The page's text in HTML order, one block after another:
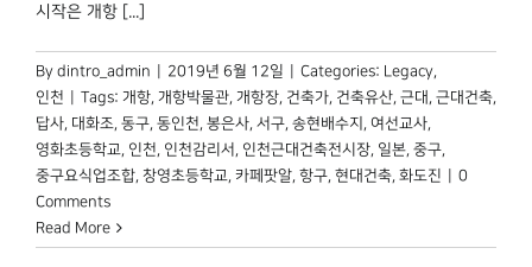
시작은 개항 [...]
By dintro_admin 2019년 6월 12일 Categories: Legacy,
인천
Tags: 개항, 개항박물관, 개항장, 건축가, 건축유산, 근대 , 근대건축,
답사, 대화조, 동구, 동인천, 봉은사, 서구, 송현배수지 , 여선교사,
영화초등학교, 인천, 인천감리서 , 인천근대건축전시장, 일본, 중구,
중구요식업조합, 창영초등학교, 카페팟알, 항구, 현대건축, 화도진
0
Comments
Read More